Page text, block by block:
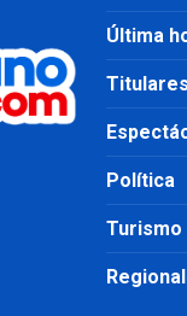
Última
Titulares
Política
Turismo